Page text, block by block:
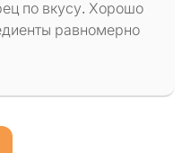
по вкусу. Хорошо
равномерно